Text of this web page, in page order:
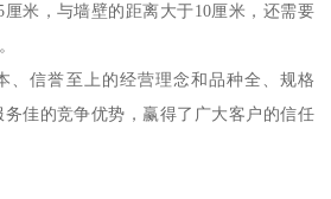
米，与墙壁的距离大于10厘米，还需要
、信誉至上的经营理念和品种全、规格
佳的竞争优势，赢得了广大客户的信任